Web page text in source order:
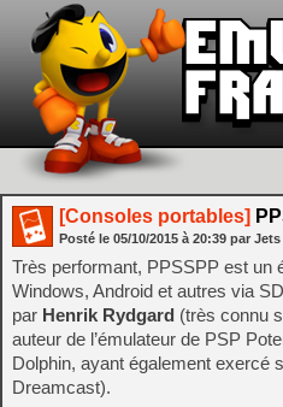
[Consoles portables]
Posté le 05/10/2015 à 20:39 par Jets
Très performant, PPSSPP est un
Windows, Android et autres via
par Henrik Rydgard (très connu
auteur de l’émulateur de PSP
Dolphin, ayant également exercé
Dreamcast).